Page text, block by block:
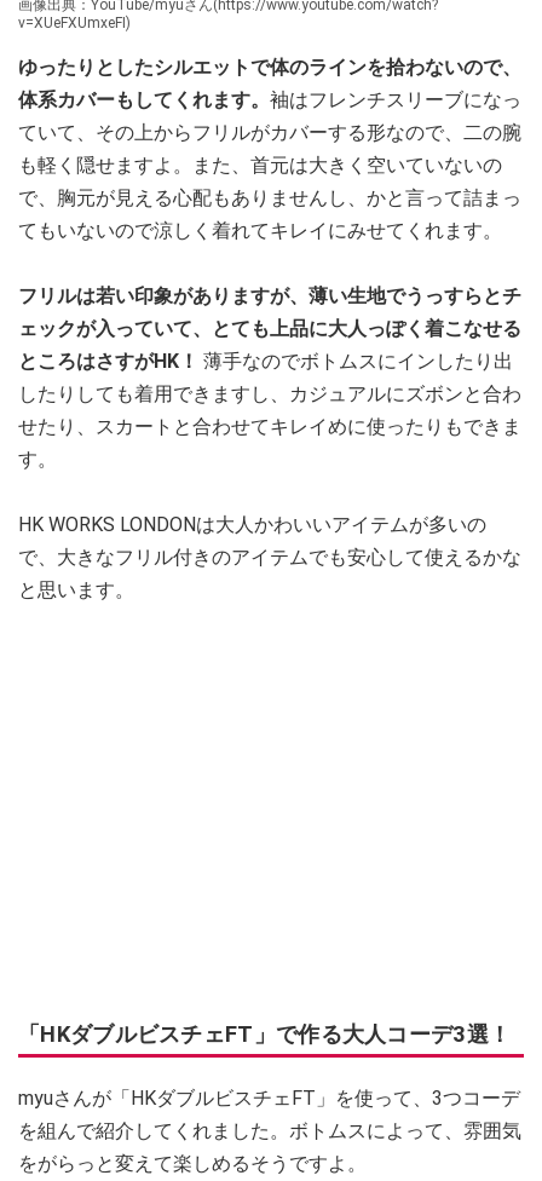
画像出典：YouTube/myuさん(https://www.youtube.com/watch?
v=XUeFXUmxeFI)
ゆったりとしたシルエットで体のラインを拾わないので、
体系カバーもしてくれます。 袖はフレンチスリーブになっ
ていて、その上からフリルがカバーする形なので、二の腕
も軽く隠せますよ。また、首元は大きく空いていないの
で、胸元が見える心配もありませんし、かと言って詰まっ
てもいないので涼しく着れてキレイにみせてくれます。
フリルは若い印象がありますが、薄い生地でうっすらとチ
ェックが入っていて、とても上品に大人っぽく着こなせる
ところはさすがHK！ 薄手なのでボトムスにインしたり出
したりしても着用できますし、カジュアルにズボンと合わ
せたり、スカートと合わせてキレイめに使ったりもできま
す。
HK WORKS LONDONは大人かわいいアイテムが多いの
で、大きなフリル付きのアイテムでも安心して使えるかな
と思います。
「HKダブルビスチェFT」で作る大人コーデ3選！
myuさんが「HKダブルビスチェFT」を使って、3つコーデ
を組んで紹介してくれました。ボトムスによって、雰囲気
をがらっと変えて楽しめるそうですよ。